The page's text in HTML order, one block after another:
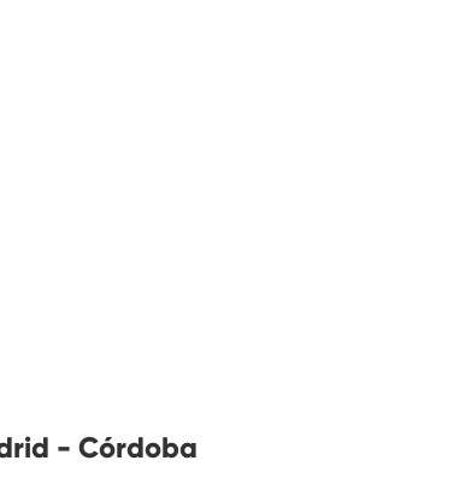
- Córdoba